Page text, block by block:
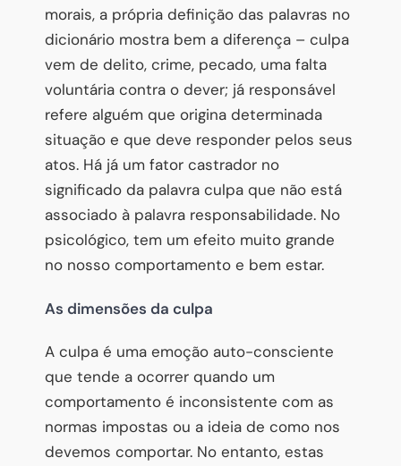
morais, a própria definição das palavras no
dicionário mostra bem a diferença – culpa
vem de delito, crime, pecado, uma falta
voluntária contra o dever; já responsável
refere alguém que origina determinada
situação e que deve responder pelos seus
atos. Há já um fator castrador no
significado da palavra culpa que não está
associado à palavra responsabilidade. No
psicológico, tem um efeito muito grande
no nosso comportamento e bem estar.
As dimensões da culpa
A culpa é uma emoção auto-consciente
que tende a ocorrer quando um
comportamento é inconsistente com as
normas impostas ou a ideia de como nos
devemos comportar. No entanto, estas